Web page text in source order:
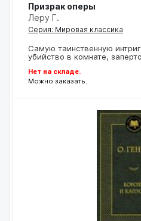
Призрак оперы
Леру Г.
Серия: Мировая классика
Самую таинственную
убийство в комнате,
Нет на складе.
Можно заказать.